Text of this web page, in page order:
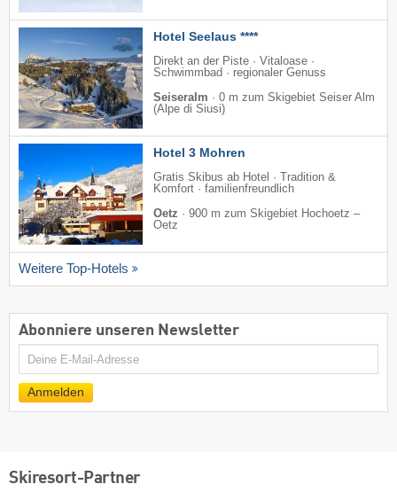
Hotel Seelaus ****
Direkt an der Piste · Vitaloase ·
Schwimmbad · regionaler Genuss
Seiseralm · 0 m zum Skigebiet Seiser Alm
(Alpe di Siusi)
Hotel 3 Mohren
Gratis Skibus ab Hotel · Tradition &
Komfort · familienfreundlich
Oetz · 900 m zum Skigebiet Hochoetz –
Oetz
Weitere Top-Hotels
Abonniere unseren Newsletter
E-
Anmelden
Skiresort-Partner